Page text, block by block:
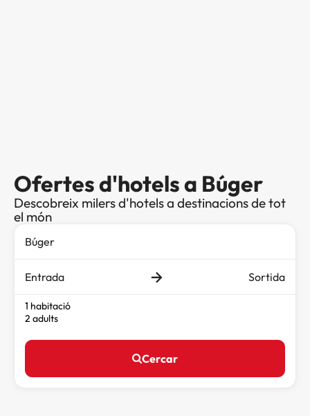
Ofertes d'hotels a Búger
Descobreix milers d'hotels a destinacions de tot
el món
Entrada Sortida
1 habitació
2 adults
Cercar